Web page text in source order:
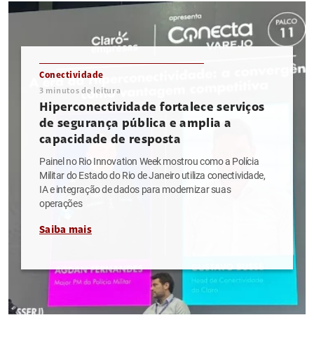
Conectividade
3 minutos de leitura
Hiperconectividade fortalece serviços
de segurança pública e amplia a
capacidade de resposta
Painel no Rio Innovation Week mostrou como a Polícia
Militar do Estado do Rio de Janeiro utiliza conectividade,
IA e integração de dados para modernizar suas
operações
Saiba mais